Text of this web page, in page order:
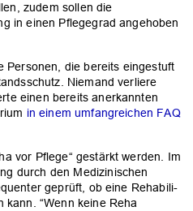
zudem sollen die
in einen Pflegegrad angehoben
Personen, die bereits eingestuft
Niemand verliere
einen bereits anerkannten
in einem umfangreichen FAQ
vor Pflege“ gestärkt werden. Im
durch den Medizinischen
geprüft, ob eine Rehabili­
“Wenn keine Reha